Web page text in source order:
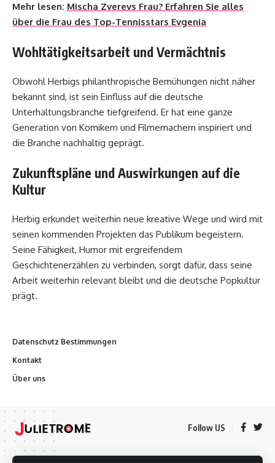
Mehr lesen: Mischa Zverevs Frau? Erfahren Sie alles
über die Frau des Top-Tennisstars Evgenia
Wohltätigkeitsarbeit und Vermächtnis
Obwohl Herbigs philanthropische Bemühungen nicht näher
bekannt sind, ist sein Einfluss auf die deutsche
Unterhaltungsbranche tiefgreifend. Er hat eine ganze
Generation von Komikern und Filmemachern inspiriert und
die Branche nachhaltig geprägt.
Zukunftspläne und Auswirkungen auf die
Kultur
Herbig erkundet weiterhin neue kreative Wege und wird mit
seinen kommenden Projekten das Publikum begeistern.
Seine Fähigkeit, Humor mit ergreifendem
Geschichtenerzählen zu verbinden, sorgt dafür, dass seine
Arbeit weiterhin relevant bleibt und die deutsche Popkultur
prägt.
Datenschutz Bestimmungen
Kontakt
Über uns
Follow US